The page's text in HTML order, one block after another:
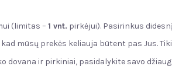
(limitas – 1 vnt. pirkėjui). Pasirinkus
mūsų prekės keliauja būtent pas Jus.
dovana ir pirkiniai, pasidalykite savo